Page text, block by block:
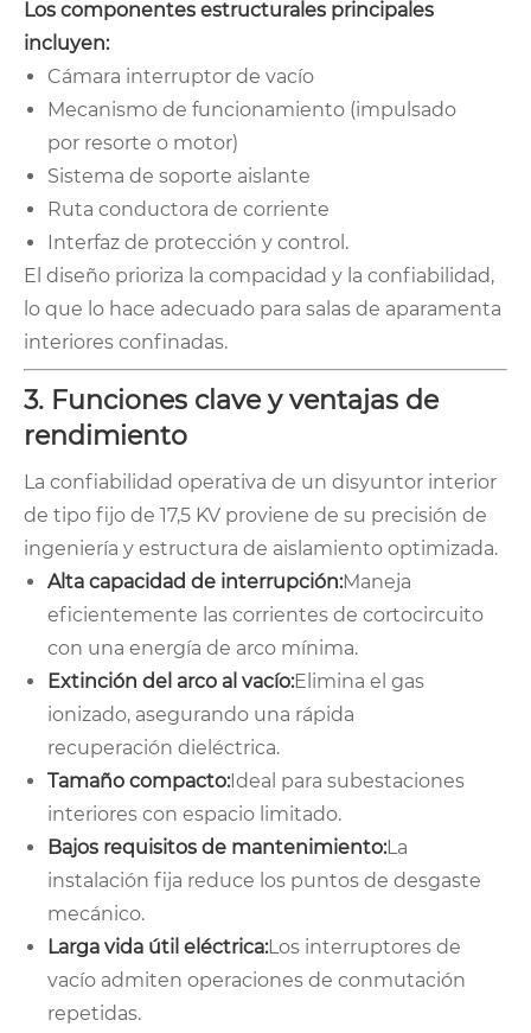
Los componentes estructurales principales
incluyen:
Cámara interruptor de vacío
Mecanismo de funcionamiento (impulsado
por resorte o motor)
Sistema de soporte aislante
Ruta conductora de corriente
Interfaz de protección y control.
El diseño prioriza la compacidad y la confiabilidad,
lo que lo hace adecuado para salas de aparamenta
interiores confinadas.
3. Funciones clave y ventajas de
rendimiento
La confiabilidad operativa de un disyuntor interior
de tipo fijo de 17,5 KV proviene de su precisión de
ingeniería y estructura de aislamiento optimizada.
Alta capacidad de interrupción:Maneja
eficientemente las corrientes de cortocircuito
con una energía de arco mínima.
Extinción del arco al vacío:Elimina el gas
ionizado, asegurando una rápida
recuperación dieléctrica.
Tamaño compacto:Ideal para subestaciones
interiores con espacio limitado.
Bajos requisitos de mantenimiento:La
instalación fija reduce los puntos de desgaste
mecánico.
Larga vida útil eléctrica:Los interruptores de
vacío admiten operaciones de conmutación
repetidas.